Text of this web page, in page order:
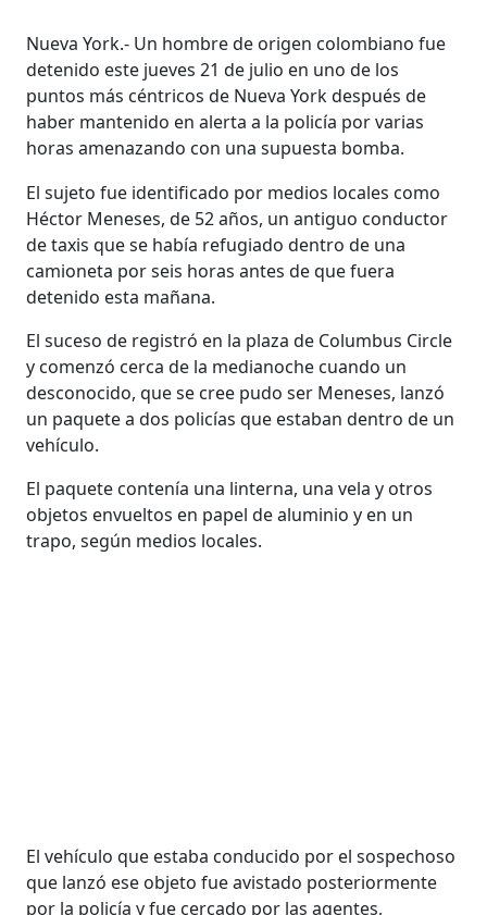
Nueva York.- Un hombre de origen colombiano fue
detenido este jueves 21 de julio en uno de los
puntos más céntricos de Nueva York después de
haber mantenido en alerta a la policía por varias
horas amenazando con una supuesta bomba.
El sujeto fue identificado por medios locales como
Héctor Meneses, de 52 años, un antiguo conductor
de taxis que se había refugiado dentro de una
camioneta por seis horas antes de que fuera
detenido esta mañana.
El suceso de registró en la plaza de Columbus Circle
y comenzó cerca de la medianoche cuando un
desconocido, que se cree pudo ser Meneses, lanzó
un paquete a dos policías que estaban dentro de un
vehículo.
El paquete contenía una linterna, una vela y otros
objetos envueltos en papel de aluminio y en un
trapo, según medios locales.
El vehículo que estaba conducido por el sospechoso
que lanzó ese objeto fue avistado posteriormente
por la policía y fue cercado por las agentes,